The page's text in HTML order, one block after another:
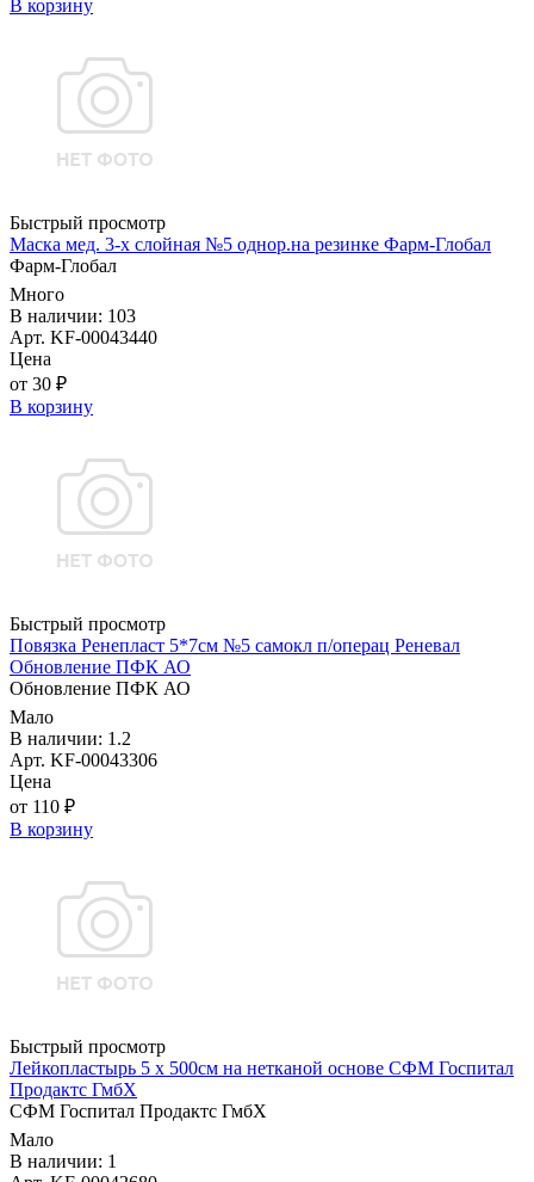
В корзину
Быстрый просмотр
Маска мед. 3-х слойная №5 однор.на резинке Фарм-Глобал
Фарм-Глобал
Много
В наличии: 103
Арт. KF-00043440
Цена
от 30 ₽
В корзину
Быстрый просмотр
Повязка Ренепласт 5*7см №5 самокл п/операц Реневал
Обновление ПФК АО
Обновление ПФК АО
Мало
В наличии: 1.2
Арт. KF-00043306
Цена
от 110 ₽
В корзину
Быстрый просмотр
Лейкопластырь 5 х 500см на нетканой основе СФМ Госпитал
Продактс ГмбХ
СФМ Госпитал Продактс ГмбХ
Мало
В наличии: 1